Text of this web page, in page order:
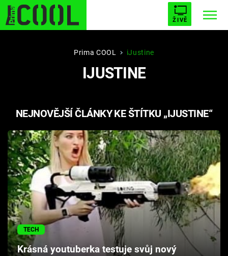
ŽIVĚ
STARHOUSE BUFFY, PŘEMOŽITELKA UPÍRŮ
AVENGERS 5
Témata
Filmy
Seriály
Hry
Cool Esport
Prima COOL iJustine
IJUSTINE
NEJNOVĚJŠÍ ČLÁNKY KE ŠTÍTKU „IJUSTINE“
TECH
Krásná youtuberka testuje svůj nový